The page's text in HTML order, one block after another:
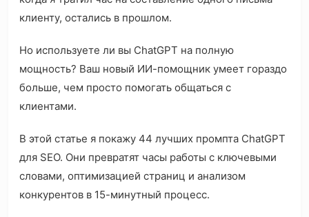
клиенту, остались в прошлом.
Но используете ли вы ChatGPT на полную
мощность? Ваш новый ИИ-помощник умеет гораздо
больше, чем просто помогать общаться с
клиентами.
В этой статье я покажу 44 лучших промпта ChatGPT
для SEO. Они превратят часы работы с ключевыми
словами, оптимизацией страниц и анализом
конкурентов в 15-минутный процесс.